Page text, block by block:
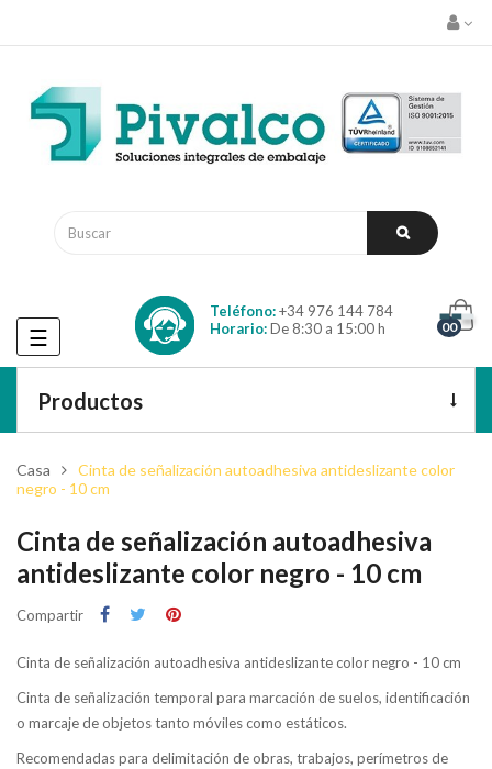
Teléfono:+34 976 144 784
Horario:De 8:30 a 15:00 h 00
Productos
Navegación
de
☰
Casa
Cinta de señalización autoadhesiva antideslizante color
negro - 10 cm
Cinta de señalización autoadhesiva
antideslizante color negro - 10 cm
Compartir
Cinta de señalización autoadhesiva antideslizante color negro - 10 cm
Cinta de señalización temporal para marcación de suelos, identificación
o marcaje de objetos tanto móviles como estáticos.
Recomendadas para delimitación de obras, trabajos, perímetros de